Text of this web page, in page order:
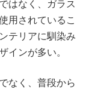
はなく、ガラス
用されているこ
テリアに馴染み
インが多い。
なく、普段から